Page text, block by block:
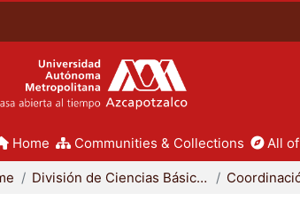
Home Communities & Collections All
División de Ciencias Básicas e Ingeniería